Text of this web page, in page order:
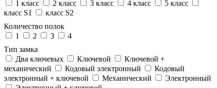
1 класс
2 класс 3 класс 4 класс
5 класс
класс S1
класс S2
Количество полок
1
2 3
4
Тип замка
Два ключевых
Ключевой
Ключевой +
механический
Кодовый электронный
Кодовый
электронный + ключевой
Механический
Электронный